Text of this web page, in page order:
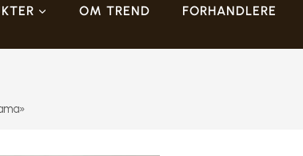
OM TREND FORHANDLERE